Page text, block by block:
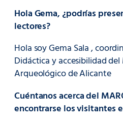
Hola Gema, ¿podrías
lectores?
Hola soy Gema Sala ,
Didáctica y accesibilidad
Arqueológico de Alicante
Cuéntanos acerca del
encontrarse los visitantes